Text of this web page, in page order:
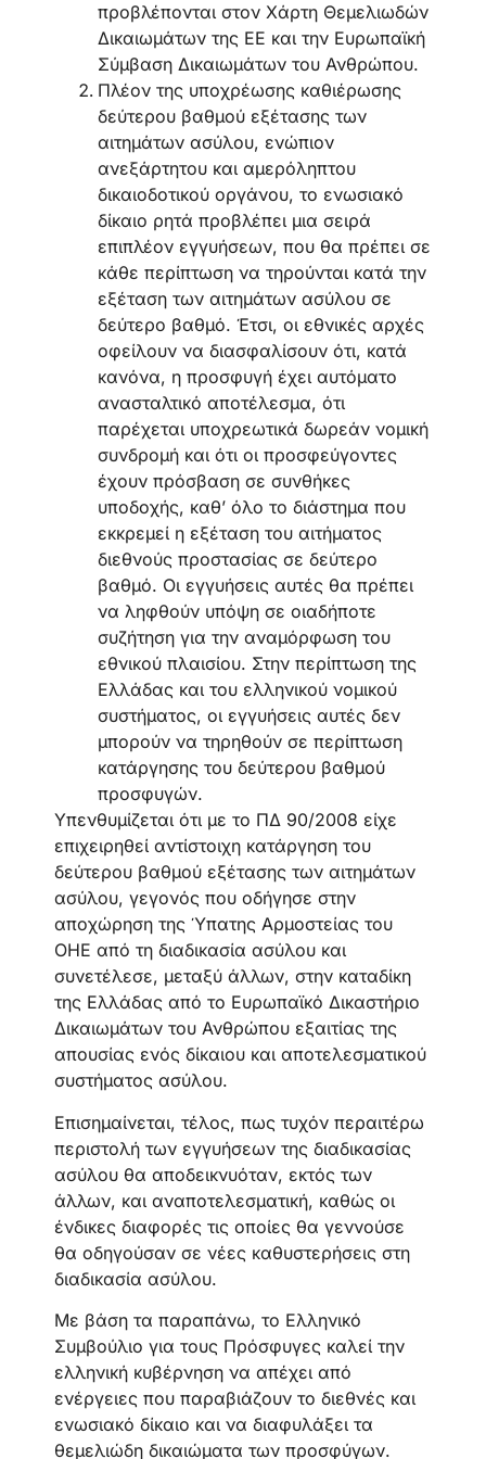
προβλέπονται στον Χάρτη Θεμελιωδών
Δικαιωμάτων της ΕΕ και την Ευρωπαϊκή
Σύμβαση Δικαιωμάτων του Ανθρώπου.
Πλέον της υποχρέωσης καθιέρωσης
δεύτερου βαθμού εξέτασης των
αιτημάτων ασύλου, ενώπιον
ανεξάρτητου και αμερόληπτου
δικαιοδοτικού οργάνου, το ενωσιακό
δίκαιο ρητά προβλέπει μια σειρά
επιπλέον εγγυήσεων, που θα πρέπει σε
κάθε περίπτωση να τηρούνται κατά την
εξέταση των αιτημάτων ασύλου σε
δεύτερο βαθμό. Έτσι, οι εθνικές αρχές
οφείλουν να διασφαλίσουν ότι, κατά
κανόνα, η προσφυγή έχει αυτόματο
ανασταλτικό αποτέλεσμα, ότι
παρέχεται υποχρεωτικά δωρεάν νομική
συνδρομή και ότι οι προσφεύγοντες
έχουν πρόσβαση σε συνθήκες
υποδοχής, καθ’ όλο το διάστημα που
εκκρεμεί η εξέταση του αιτήματος
διεθνούς προστασίας σε δεύτερο
βαθμό. Οι εγγυήσεις αυτές θα πρέπει
να ληφθούν υπόψη σε οιαδήποτε
συζήτηση για την αναμόρφωση του
εθνικού πλαισίου. Στην περίπτωση της
Ελλάδας και του ελληνικού νομικού
συστήματος, οι εγγυήσεις αυτές δεν
μπορούν να τηρηθούν σε περίπτωση
κατάργησης του δεύτερου βαθμού
προσφυγών.
Υπενθυμίζεται ότι με το ΠΔ 90/2008 είχε
επιχειρηθεί αντίστοιχη κατάργηση του
δεύτερου βαθμού εξέτασης των αιτημάτων
ασύλου, γεγονός που οδήγησε στην
αποχώρηση της Ύπατης Αρμοστείας του
ΟΗΕ από τη διαδικασία ασύλου και
συνετέλεσε, μεταξύ άλλων, στην καταδίκη
της Ελλάδας από το Ευρωπαϊκό Δικαστήριο
Δικαιωμάτων του Ανθρώπου εξαιτίας της
απουσίας ενός δίκαιου και αποτελεσματικού
συστήματος ασύλου.
Επισημαίνεται, τέλος, πως τυχόν περαιτέρω
περιστολή των εγγυήσεων της διαδικασίας
ασύλου θα αποδεικνυόταν, εκτός των
άλλων, και αναποτελεσματική, καθώς οι
ένδικες διαφορές τις οποίες θα γεννούσε
θα οδηγούσαν σε νέες καθυστερήσεις στη
διαδικασία ασύλου.
Με βάση τα παραπάνω, το Ελληνικό
Συμβούλιο για τους Πρόσφυγες καλεί την
ελληνική κυβέρνηση να απέχει από
ενέργειες που παραβιάζουν το διεθνές και
ενωσιακό δίκαιο και να διαφυλάξει τα
θεμελιώδη δικαιώματα των προσφύγων.